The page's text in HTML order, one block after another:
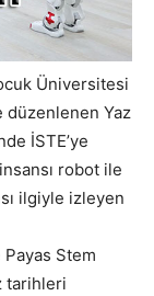
Üniversitesi
düzenlenen Yaz
İSTE’ye
robot ile
ilgiyle izleyen
Stem
tarihleri